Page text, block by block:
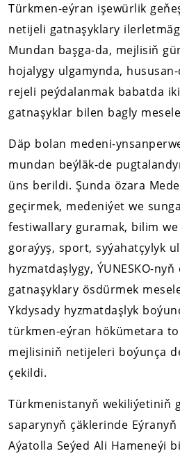
Türkmen-eýran işewürlik
netijeli gatnaşyklary
Mundan başga-da, mejlisiň
hojalygy ulgamynda,
rejeli peýdalanmak babatda
gatnaşyklar bilen bagly
Däp bolan medeni-
mundan beýläk-de
üns berildi. Şunda özara
geçirmek, medeniýet we
festiwallary guramak, bilim
goraýyş, sport, syýahatçylyk
hyzmatdaşlygy, ÝUNESKO-
gatnaşyklary ösdürmek
Ykdysady hyzmatdaşlyk
türkmen-eýran hökümetara
mejlisiniň netijeleri boýunça
çekildi.
Türkmenistanyň wekiliýetiniň
saparynyň çäklerinde
Aýatolla Seýed Ali Hameneýi